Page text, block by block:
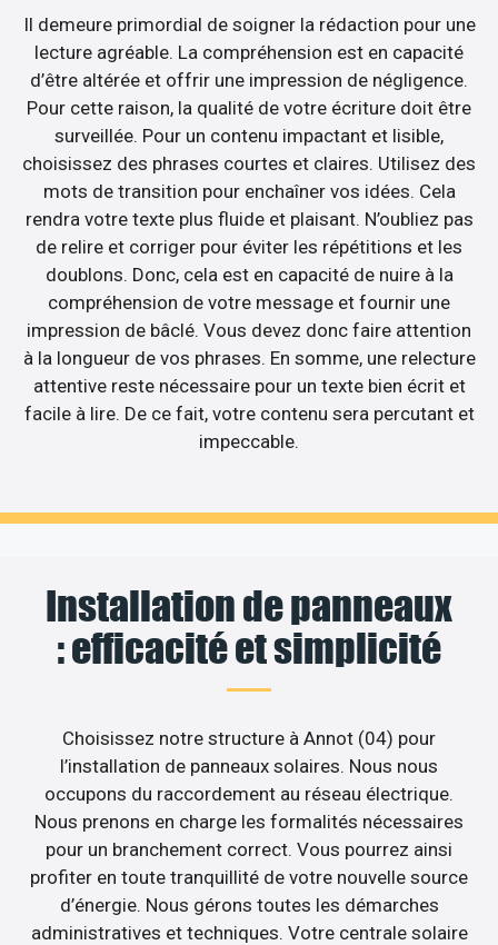
Il demeure primordial de soigner la rédaction pour une
lecture agréable. La compréhension est en capacité
d’être altérée et offrir une impression de négligence.
Pour cette raison, la qualité de votre écriture doit être
surveillée. Pour un contenu impactant et lisible,
choisissez des phrases courtes et claires. Utilisez des
mots de transition pour enchaîner vos idées. Cela
rendra votre texte plus fluide et plaisant. N’oubliez pas
de relire et corriger pour éviter les répétitions et les
doublons. Donc, cela est en capacité de nuire à la
compréhension de votre message et fournir une
impression de bâclé. Vous devez donc faire attention
à la longueur de vos phrases. En somme, une relecture
attentive reste nécessaire pour un texte bien écrit et
facile à lire. De ce fait, votre contenu sera percutant et
impeccable.
Installation de panneaux
: efficacité et simplicité
Choisissez notre structure à Annot (04) pour
l’installation de panneaux solaires. Nous nous
occupons du raccordement au réseau électrique.
Nous prenons en charge les formalités nécessaires
pour un branchement correct. Vous pourrez ainsi
profiter en toute tranquillité de votre nouvelle source
d’énergie. Nous gérons toutes les démarches
administratives et techniques. Votre centrale solaire